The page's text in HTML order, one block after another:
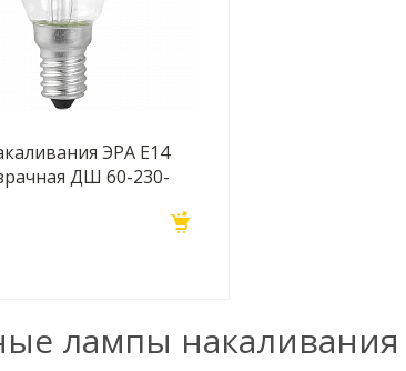
ЭРА E14
ДШ 60-230-
лампы накаливания